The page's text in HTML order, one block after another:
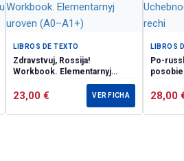
LIBROS DE TEXTO
Zdravstvuj, Rossija!
Workbook. Elementarnyj
23,00 € VER FICHA
LIBROS
Po-
28,00